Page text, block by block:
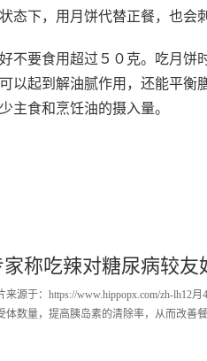
态下，用月饼代替正餐，也会
不要食用超过５０克。吃月
以起到解油腻作用，还能平
主食和烹饪油的摄入量。
家称吃辣对糖尿病较
来源于：https://www.hippopx.com/zh-
体数量，提高胰岛素的清除率，从而改善